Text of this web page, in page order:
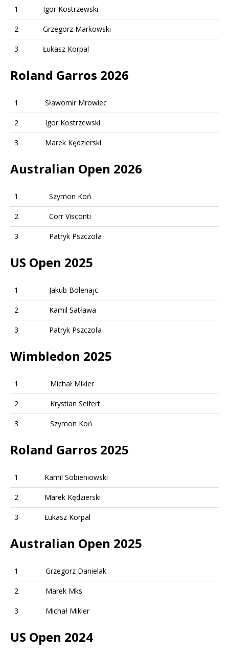
1 Igor Kostrzewski
2 Grzegorz Markowski
3 Łukasz Korpal
Roland Garros 2026
1 Sławomir Mrowiec
2 Igor Kostrzewski
3 Marek Kędzierski
Australian Open 2026
1 Szymon Koń
2 Corr Visconti
3 Patryk Pszczoła
US Open 2025
1 Jakub Bolenajc
2 Kamil Satława
3 Patryk Pszczoła
Wimbledon 2025
1 Michał Mikler
2 Krystian Seifert
3 Szymon Koń
Roland Garros 2025
1 Kamil Sobieniowski
2 Marek Kędzierski
3 Łukasz Korpal
Australian Open 2025
1 Grzegorz Danielak
2 Marek Mks
3 Michał Mikler
US Open 2024